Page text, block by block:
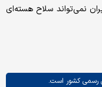
نمی‌تواند سلاح هسته‌ای
رسمی کشور است.